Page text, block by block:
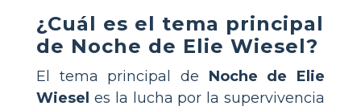
¿Cuál es el tema principal
de Noche de Elie Wiesel?
El tema principal de Noche de Elie
Wiesel es la lucha por la supervivencia